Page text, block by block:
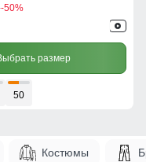
-50%
размер
50
Костюмы